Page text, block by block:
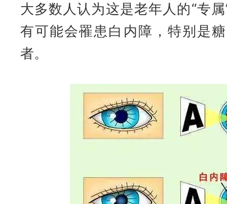
大多数人认为这是老年人的“专
有可能会罹患白内障，特别是
者。